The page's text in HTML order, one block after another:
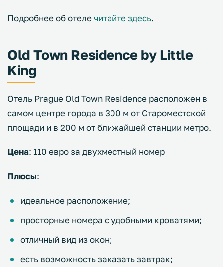
Подробнее об отеле читайте здесь.
Old Town Residence by Little
King
Отель Prague Old Town Residence расположен в
самом центре города в 300 м от Староместской
площади и в 200 м от ближайшей станции метро.
Цена: 110 евро за двухместный номер
Плюсы:
идеальное расположение;
просторные номера с удобными кроватями;
отличный вид из окон;
есть возможность заказать завтрак;